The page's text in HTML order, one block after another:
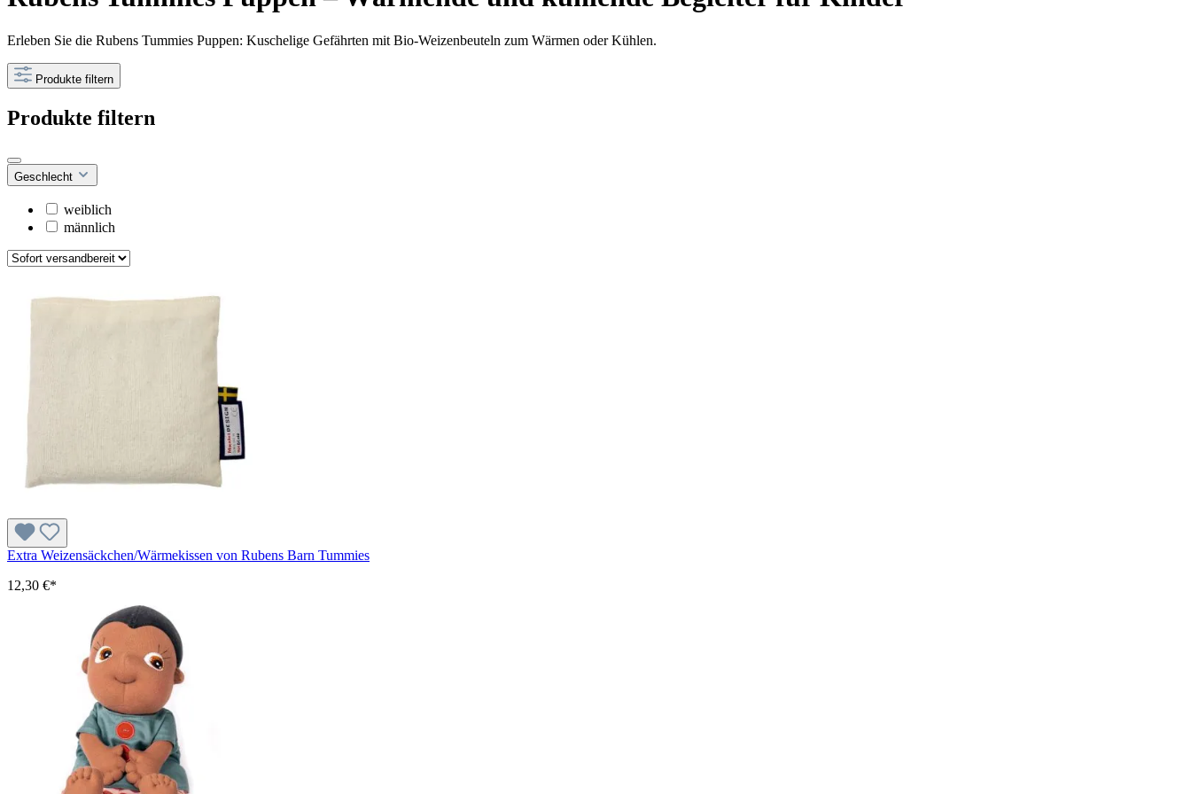
Erleben Sie die Rubens Tummies Puppen: Kuschelige Gefährten mit Bio-Weizenbeuteln zum Wärmen oder Kühlen.
Produkte filtern
Produkte filtern
Geschlecht
weiblich
männlich
Extra Weizensäckchen/Wärmekissen von Rubens Barn Tummies
12,30 €*